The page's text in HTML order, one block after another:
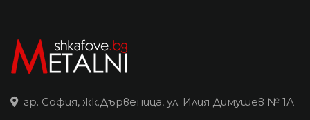
гр. София, жк.Дървеница, ул. Илия Димушев № 1А